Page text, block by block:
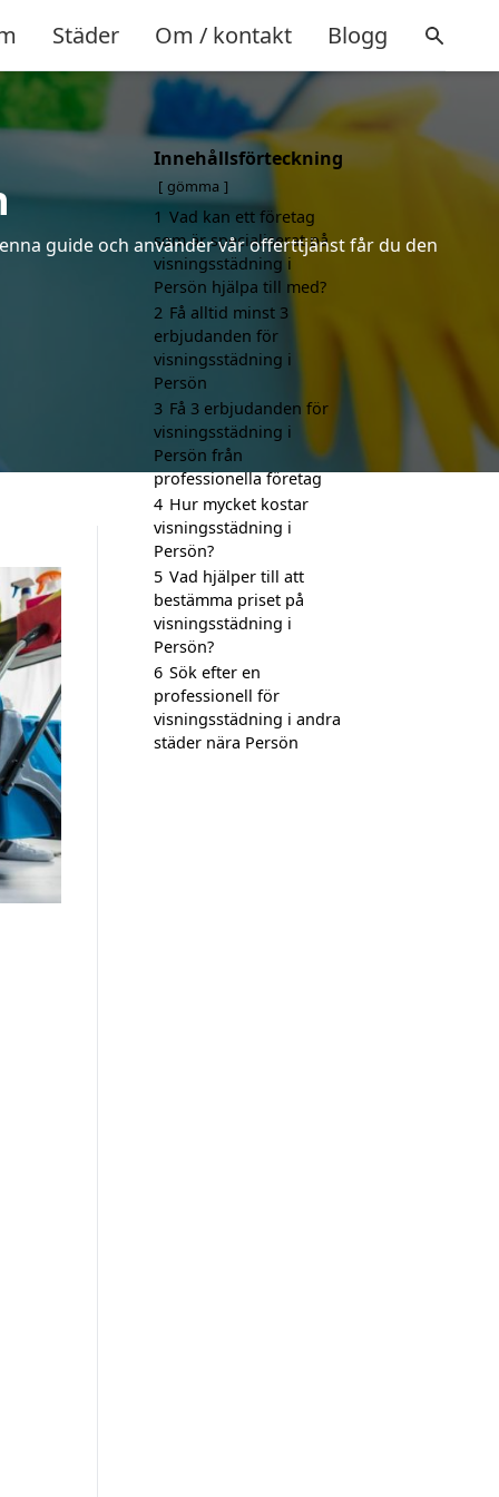
Städer Om / kontakt Blogg
guide och använder vår offerttjänst får du den
Innehållsförteckning
gömma
1 Vad kan ett företag
som är specialiserat på
visningsstädning i
Persön hjälpa till med?
2 Få alltid minst 3
erbjudanden för
visningsstädning i
Persön
3 Få 3 erbjudanden för
visningsstädning i
Persön från
professionella företag
4 Hur mycket kostar
visningsstädning i
Persön?
5 Vad hjälper till att
bestämma priset på
visningsstädning i
Persön?
6 Sök efter en
professionell för
visningsstädning i andra
städer nära Persön